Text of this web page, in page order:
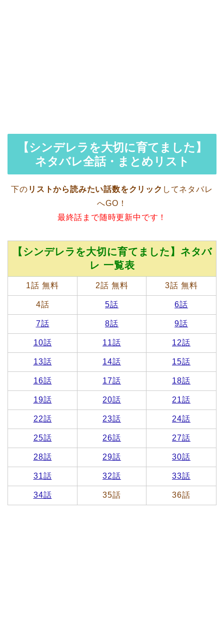
【シンデレラを大切に育てました】
ネタバレ全話・まとめリスト
下の リストから読みたい話数をクリック してネタバレ
へGO！
最終話まで随時更新中です！
【シンデレラを大切に育てました】ネタバ
レ 一覧表
1話 無料 2話 無料 3話 無料
4話 5話 6話
7話 8話 9話
10話 11話 12話
13話 14話 15話
16話 17話 18話
19話 20話 21話
22話 23話 24話
25話 26話 27話
28話 29話 30話
31話 32話 33話
34話 35話 36話